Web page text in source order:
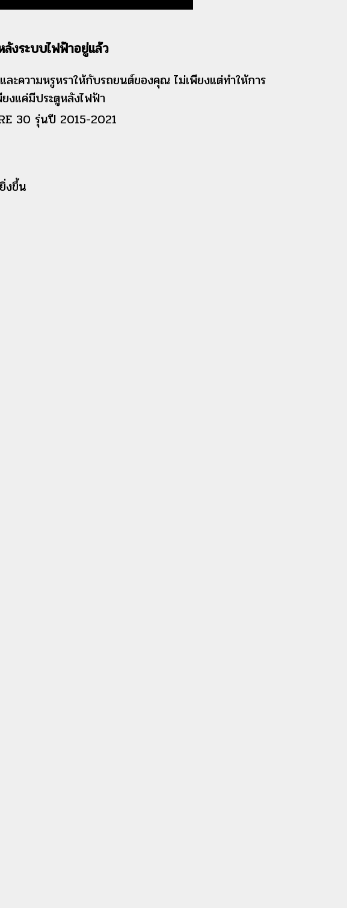
งระบบไฟฟ้าอยู่แล้ว
ะความหรูหราให้กับรถยนต์ของคุณ ไม่เพียงแต่ทำให้การ
งแค่มีประตูหลังไฟฟ้า
30 รุ่นปี 2015-2021
งขึ้น